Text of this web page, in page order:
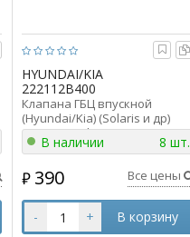
HYUNDAI/KIA
222112B400
Клапана ГБЦ впускной
(Hyundai/Kia) (Solaris и др)
(1шт) Hyundai ориг
222112B400
В наличии 8 шт.
₽ 390 Все цены
- + В корзину